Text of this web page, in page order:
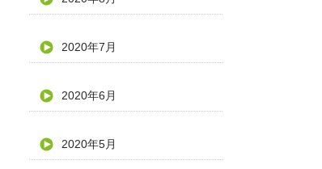
2020年7月
2020年6月
2020年5月